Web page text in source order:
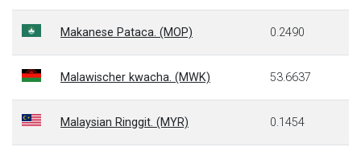
Makanese Pataca. (MOP) 0.2490
Malawischer kwacha. (MWK) 53.6637
Malaysian Ringgit. (MYR) 0.1454